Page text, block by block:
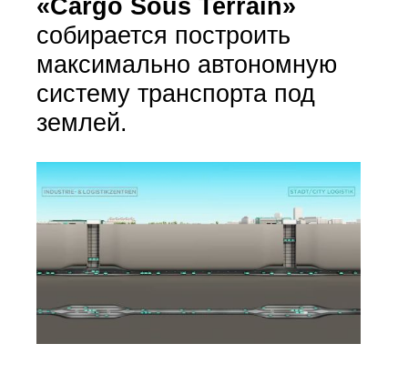
собирается построить
максимально автономную
систему транспорта под
землей.